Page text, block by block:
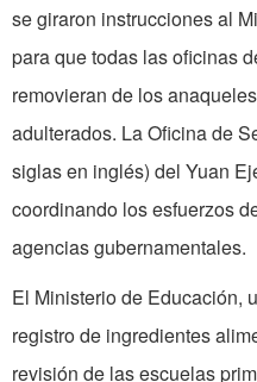
se giraron instrucciones al
para que todas las oficinas
removieran de los
adulterados. La Oficina de
siglas en inglés) del Yuan
coordinando los esfuerzos
agencias gubernamentales.
El Ministerio de Educación,
registro de ingredientes
revisión de las escuelas